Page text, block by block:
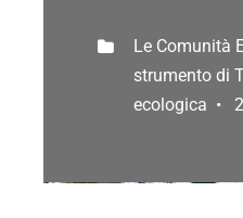
Le Comunità
strumento di
ecologica •